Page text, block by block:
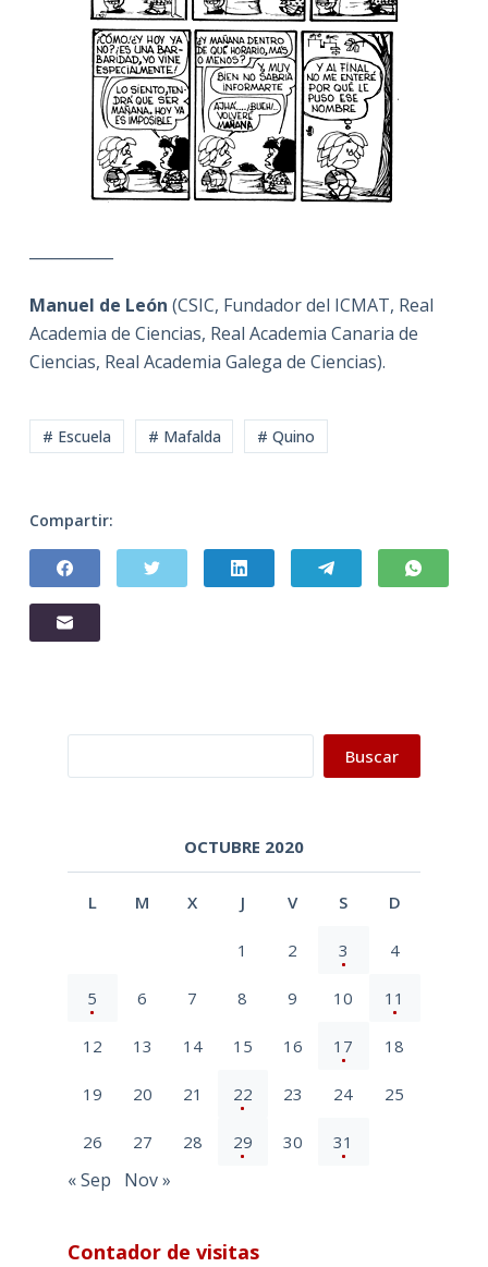
Manuel de León (CSIC, Fundador del ICMAT, Real
Academia de Ciencias, Real Academia Canaria de
Ciencias, Real Academia Galega de Ciencias).
# Escuela # Mafalda # Quino
Compartir:
Buscar
OCTUBRE 2020
L M X J V S D
1 2 3 4
5 6 7 8 9 10 11
12 13 14 15 16 17 18
19 20 21 22 23 24 25
26 27 28 29 30 31
« Sep Nov »
Contador de visitas